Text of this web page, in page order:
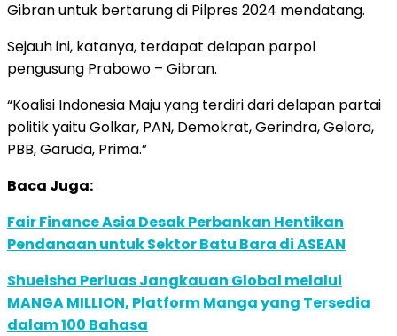
Gibran untuk bertarung di Pilpres 2024 mendatang.
Sejauh ini, katanya, terdapat delapan parpol
pengusung Prabowo – Gibran.
“Koalisi Indonesia Maju yang terdiri dari delapan partai
politik yaitu Golkar, PAN, Demokrat, Gerindra, Gelora,
PBB, Garuda, Prima.”
Baca Juga:
Fair Finance Asia Desak Perbankan Hentikan
Pendanaan untuk Sektor Batu Bara di ASEAN
Shueisha Perluas Jangkauan Global melalui
MANGA MILLION, Platform Manga yang Tersedia
dalam 100 Bahasa